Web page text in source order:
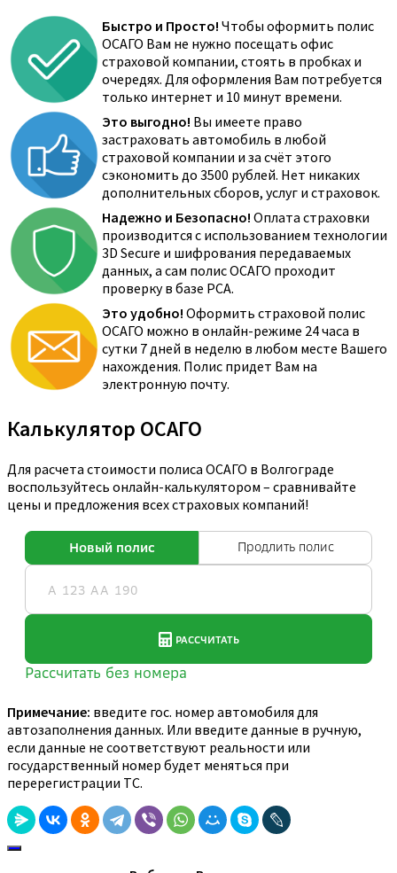
Быстро и Просто! Чтобы оформить полис
ОСАГО Вам не нужно посещать офис
страховой компании, стоять в пробках и
очередях. Для оформления Вам потребуется
только интернет и 10 минут времени.
Это выгодно! Вы имеете право
застраховать автомобиль в любой
страховой компании и за счёт этого
сэкономить до 3500 рублей. Нет никаких
дополнительных сборов, услуг и страховок.
Надежно и Безопасно! Оплата страховки
производится с использованием технологии
3D Secure и шифрования передаваемых
данных, а сам полис ОСАГО проходит
проверку в базе РСА.
Это удобно! Оформить страховой полис
ОСАГО можно в онлайн-режиме 24 часа в
сутки 7 дней в неделю в любом месте Вашего
нахождения. Полис придет Вам на
электронную почту.
Калькулятор ОСАГО
Для расчета стоимости полиса ОСАГО в Волгограде
воспользуйтесь онлайн-калькулятором – сравнивайте
цены и предложения всех страховых компаний!
Примечание: введите гос. номер автомобиля для
автозаполнения данных. Или введите данные в ручную,
если данные не соответствуют реальности или
государственный номер будет меняться при
перерегистрации ТС.